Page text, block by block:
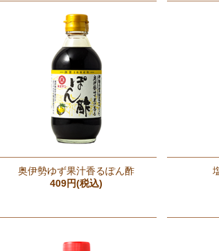
奥伊勢ゆず果汁香るぽん酢
409円(税込)